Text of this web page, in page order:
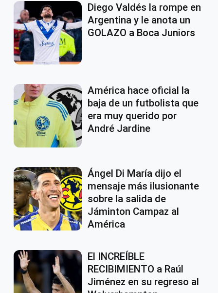
Diego Valdés la rompe en
Argentina y le anota un
GOLAZO a Boca Juniors
América hace oficial la
baja de un futbolista que
era muy querido por
André Jardine
Ángel Di María dijo el
mensaje más ilusionante
sobre la salida de
Jáminton Campaz al
América
El INCREÍBLE
RECIBIMIENTO a Raúl
Jiménez en su regreso al